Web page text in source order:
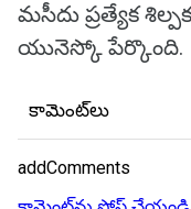
మసీదు ప్రత్యేక
యునెస్కో పేర్కొంది.
కామెంట్‌లు
addComments